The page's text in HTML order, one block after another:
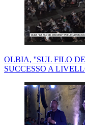
OLBIA, ''SUL FILO
SUCCESSO A